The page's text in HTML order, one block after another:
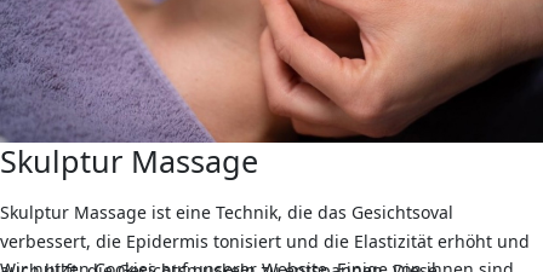
Skulptur Massage
Skulptur Massage ist eine Technik, die das Gesichtsoval
verbessert, die Epidermis tonisiert und die Elastizität erhöht und